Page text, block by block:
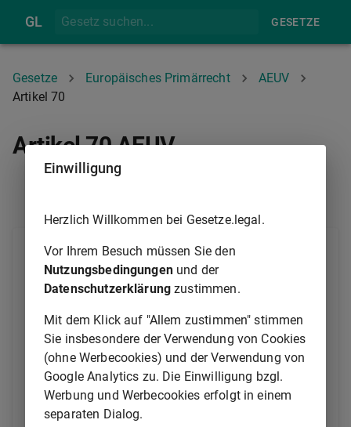
GL GESETZE
Gesetze Europäisches Primärrecht
AEUV
Artikel 70
Artikel 70 AEUV
Unbeschadet der Artikel 258, 259 und 260 kann der
Rat auf Vorschlag der Kommission Maßnahmen
erlassen, mit denen Einzelheiten festgelegt werden,
mit der Kommission eine objektive und unparteiische
Bewertung der Durchführung der unter diesen Titel
fallenden Unionspolitik durch die Behörden der
Mitgliedstaaten vornehmen, insbesondere um die
umfassende Anwendung des Grundsatzes der
gegenseitigen Anerkennung zu fördern. Das
Einwilligung
Herzlich Willkommen bei Gesetze.legal.
Vor Ihrem Besuch müssen Sie den
Nutzungsbedingungenund der
Datenschutzerklärung zustimmen.
Mit dem Klick auf "Allem zustimmen" stimmen
Sie insbesondere der Verwendung von Cookies
(ohne Werbecookies) und der Verwendung von
Google Analytics zu. Die Einwilligung bzgl.
Werbung und Werbecookies erfolgt in einem
separaten Dialog.